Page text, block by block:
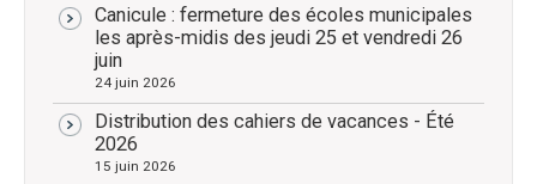
Canicule : fermeture des écoles municipales
les après-midis des jeudi 25 et vendredi 26
juin
24 juin 2026
Distribution des cahiers de vacances - Été
2026
15 juin 2026